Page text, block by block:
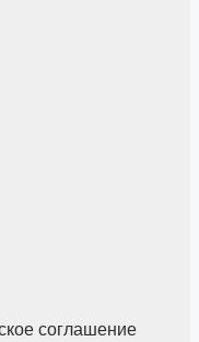
соглашение